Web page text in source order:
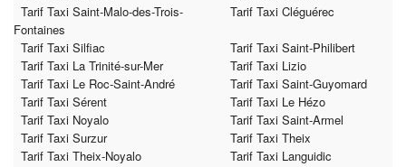
Tarif Taxi Saint-Malo-des-Trois-
Fontaines
Tarif Taxi Cléguérec
Tarif Taxi Silfiac
Tarif Taxi Saint-Philibert
Tarif Taxi La Trinité-sur-Mer
Tarif Taxi Lizio
Tarif Taxi Le Roc-Saint-André
Tarif Taxi Saint-Guyomard
Tarif Taxi Sérent
Tarif Taxi Le Hézo
Tarif Taxi Noyalo
Tarif Taxi Saint-Armel
Tarif Taxi Surzur
Tarif Taxi Theix
Tarif Taxi Theix-Noyalo
Tarif Taxi Languidic